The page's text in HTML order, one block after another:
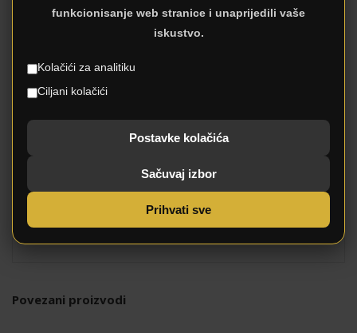
Krevet: krevet sa tapaciranim uzglavljem,
namjenjen je za dušek dimenzije 160x200cm.
Povezani proizvodi
funkcionisanje web stranice i unaprijedili vaše
iskustvo.
Kolačići za analitiku
Ciljani kolačići
Postavke kolačića
Sačuvaj izbor
Prihvati sve